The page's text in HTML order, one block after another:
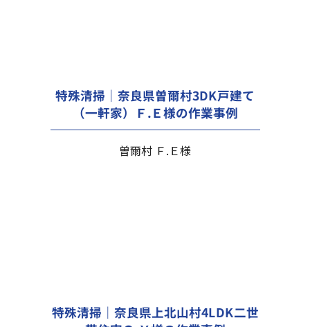
特殊清掃｜奈良県曽爾村3DK戸建て
（一軒家）Ｆ.Ｅ様の作業事例
曽爾村 Ｆ.Ｅ様
特殊清掃｜奈良県上北山村4LDK二世